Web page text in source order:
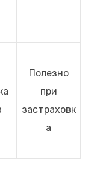
Полезно
при
застраховк
а